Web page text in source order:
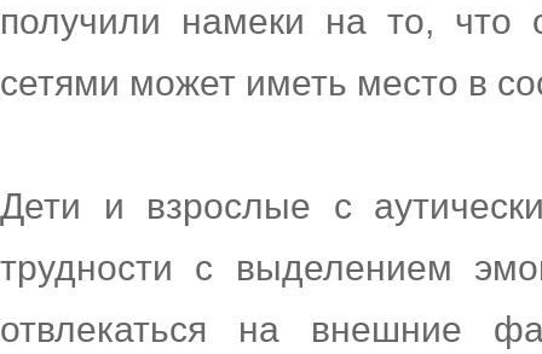
получили намеки на то, что
сетями может иметь место в
Дети и взрослые с
трудности с выделением
отвлекаться на внешние